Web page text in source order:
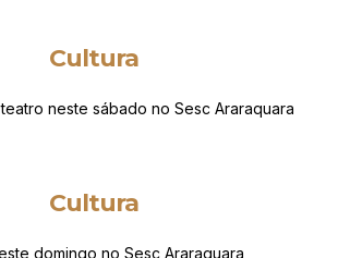
Cultura
neste sábado no Sesc Araraquara
Cultura
domingo no Sesc Araraquara